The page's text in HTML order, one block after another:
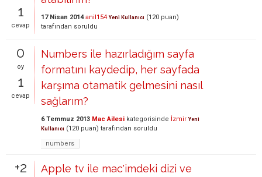
1
cevap
17 Nisan 2014 anil154 Yeni Kullanıcı (120 puan)
tarafından soruldu
0
oy
1
cevap
Numbers ile hazırladığım sayfa
formatını kaydedip, her sayfada
karşıma otamatik gelmesini nasıl
sağlarım?
6 Temmuz 2013 Mac Ailesi kategorisinde İzmir Yeni
Kullanıcı (120 puan) tarafından soruldu
numbers
+2
Apple tv ile mac'imdeki dizi ve